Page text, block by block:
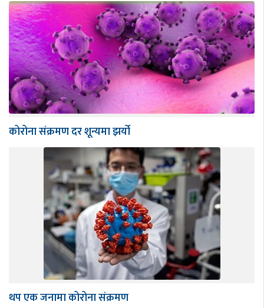
कोरोना संक्रमण दर शून्यमा झर्यो
थप एक जनामा कोरोना संक्रमण